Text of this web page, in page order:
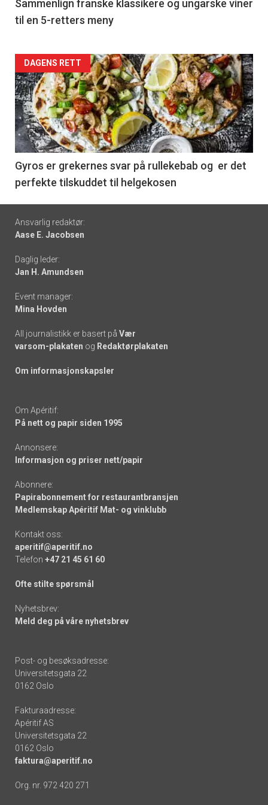
5
Sammenlign franske klassikere og ungarske viner
til en 5-retters meny
Forsiden
akkurat
nå
-
6
DAGENS RETT
Gyros er grekernes svar på rullekebab og er det
perfekte tilskuddet til helgekosen
Footer
-
links
Ansvarlig redaktør:
Aase E. Jacobsen
Daglig leder:
Jan H. Amundsen
Event manager:
Mina Hovden
All journalistikk er basert på Vær
varsom-plakaten og Redaktørplakaten
Om informasjonskapsler
Om Apéritif:
På nett og papir siden 1995
Annonsere:
Informasjon og priser nett/papir
Abonnere:
Papirabonnement for restaurantbransjen
Medlemskap Apéritif Mat- og vinklubb
Kontakt oss:
aperitif@aperitif.no
Telefon +47 21 45 61 60
Ofte stilte spørsmål
Nyhetsbrev:
Meld deg på våre nyhetsbrev
Post- og besøksadresse:
Universitetsgata 22
0162 Oslo
Fakturaadresse:
Apéritif AS
Universitetsgata 22
0162 Oslo
faktura@aperitif.no
Org. nr. 972 420 271